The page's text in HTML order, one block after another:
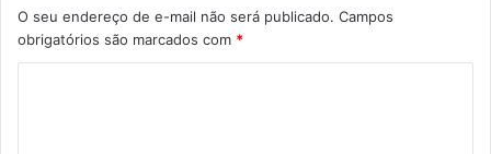
O seu endereço de e-mail não será publicado. Campos
obrigatórios são marcados com *